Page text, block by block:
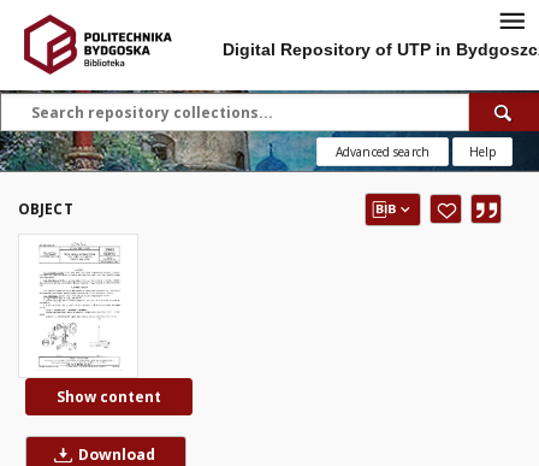
Digital Repository of UTP in
Advanced search Help
OBJECT
Show content
Download